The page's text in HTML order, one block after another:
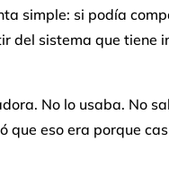
simple: si podía
del sistema que tiene
No lo usaba. No
que eso era porque